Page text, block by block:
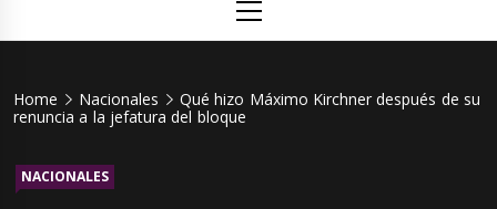
Menu
Home Nacionales
Qué hizo Máximo Kirchner después de su
renuncia a la jefatura del bloque
NACIONALES